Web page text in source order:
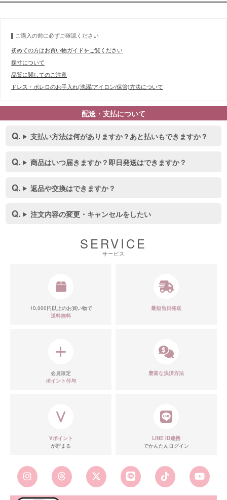
ご購入の前に必ずご確認ください
初めての方はお買い物ガイドをご覧ください
採寸について
品質に関してのご注意
ドレス・ボレロのお手入れ(洗濯/アイロン/保管)方法について
配送・支払について
支払い方法は何がありますか？あと払いもできますか？
商品はいつ届きますか？即日発送はできますか？
返品や交換はできますか？
注文内容の変更・キャンセルをしたい
SERVICE
サービス
10,000円以上のお買い物で
送料無料
最短当日発送
会員限定
ポイント付与
豊富な決済方法
Vポイント
が貯まる
LINE ID連携
でかんたんログイン